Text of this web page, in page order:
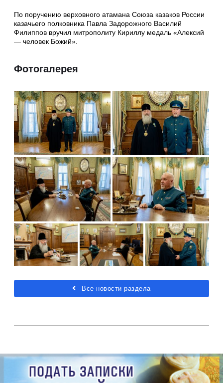
По поручению верховного атамана Союза казаков России
казачьего полковника Павла Задорожного Василий
Филиппов вручил митрополиту Кириллу медаль «Алексий
— человек Божий».
Фотогалерея
Все новости раздела